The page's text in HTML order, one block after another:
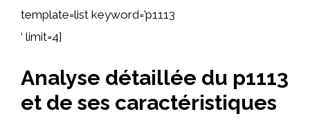
template=list keyword=’p1113
‘ limit=4]
Analyse détaillée du p1113
et de ses caractéristiques